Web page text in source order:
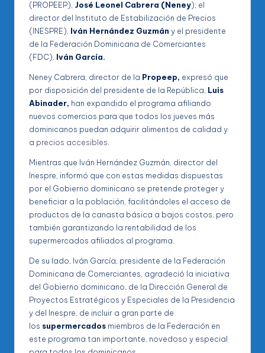
(PROPEEP), José Leonel Cabrera (Neney); el
director del Instituto de Estabilización de Precios
(INESPRE), Iván Hernández Guzmán y el presidente
de la Federación Dominicana de Comerciantes
(FDC), Iván García.
Neney Cabrera, director de la Propeep, expresó que
por disposición del presidente de la República, Luis
Abinader, han expandido el programa afiliando
nuevos comercios para que todos los jueves más
dominicanos puedan adquirir alimentos de calidad y
a precios accesibles
Mientras que Iván Hernández Guzmán, director del
Inespre, informó que con estas medidas dispuestas
por el Gobierno dominicano se pretende proteger y
beneficiar a la población, facilitándoles el acceso de
productos de la canasta básica a bajos costos, pero
también garantizando la rentabilidad de los
supermercados afiliados al programa.
De su lado, Iván García, presidente de la Federación
Dominicana de Comerciantes, agradeció la iniciativa
del Gobierno dominicano, de la Dirección General de
Proyectos Estratégicos y Especiales de la Presidencia
y del Inespre, de incluir a gran parte de
los supermercados miembros de la Federación en
este programa tan importante, novedoso y especial